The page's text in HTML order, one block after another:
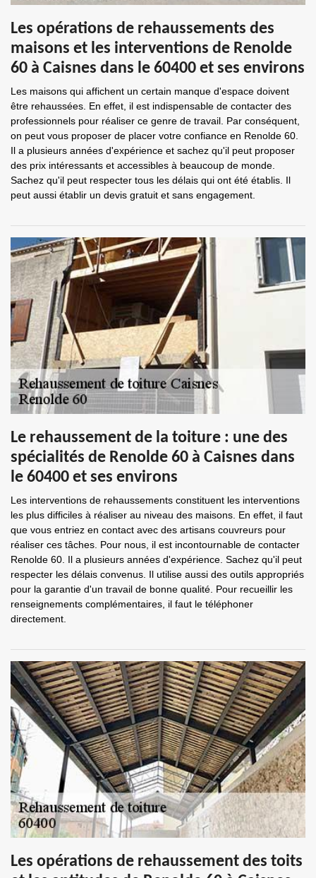
Les opérations de rehaussements des
maisons et les interventions de Renolde
60 à Caisnes dans le 60400 et ses environs
Les maisons qui affichent un certain manque d'espace doivent
être rehaussées. En effet, il est indispensable de contacter des
professionnels pour réaliser ce genre de travail. Par conséquent,
on peut vous proposer de placer votre confiance en Renolde 60.
Il a plusieurs années d'expérience et sachez qu'il peut proposer
des prix intéressants et accessibles à beaucoup de monde.
Sachez qu'il peut respecter tous les délais qui ont été établis. Il
peut aussi établir un devis gratuit et sans engagement.
Le rehaussement de la toiture : une des
spécialités de Renolde 60 à Caisnes dans
le 60400 et ses environs
Les interventions de rehaussements constituent les interventions
les plus difficiles à réaliser au niveau des maisons. En effet, il faut
que vous entriez en contact avec des artisans couvreurs pour
réaliser ces tâches. Pour nous, il est incontournable de contacter
Renolde 60. Il a plusieurs années d'expérience. Sachez qu'il peut
respecter les délais convenus. Il utilise aussi des outils appropriés
pour la garantie d'un travail de bonne qualité. Pour recueillir les
renseignements complémentaires, il faut le téléphoner
directement.
Les opérations de rehaussement des toits